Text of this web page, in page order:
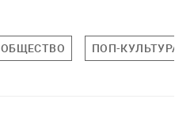
ОБЩЕСТВО ПОП-КУЛЬТУРА